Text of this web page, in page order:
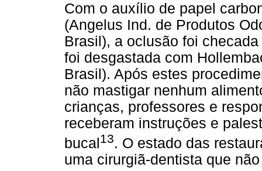
Com o auxílio de papel
(Angelus Ind. de Produtos
Brasil), a oclusão foi
foi desgastada com
Brasil). Após estes
não mastigar nenhum
crianças, professores e
receberam instruções e
bucal 13. O estado das
uma cirurgiã-dentista que